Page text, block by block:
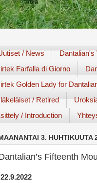
/ News
Dantalian's
Farfalla di Giorno
Golden Lady for
/ Retired
/ Introduction
3. HUHTIKUUTA
Fifteenth
22.9.2022